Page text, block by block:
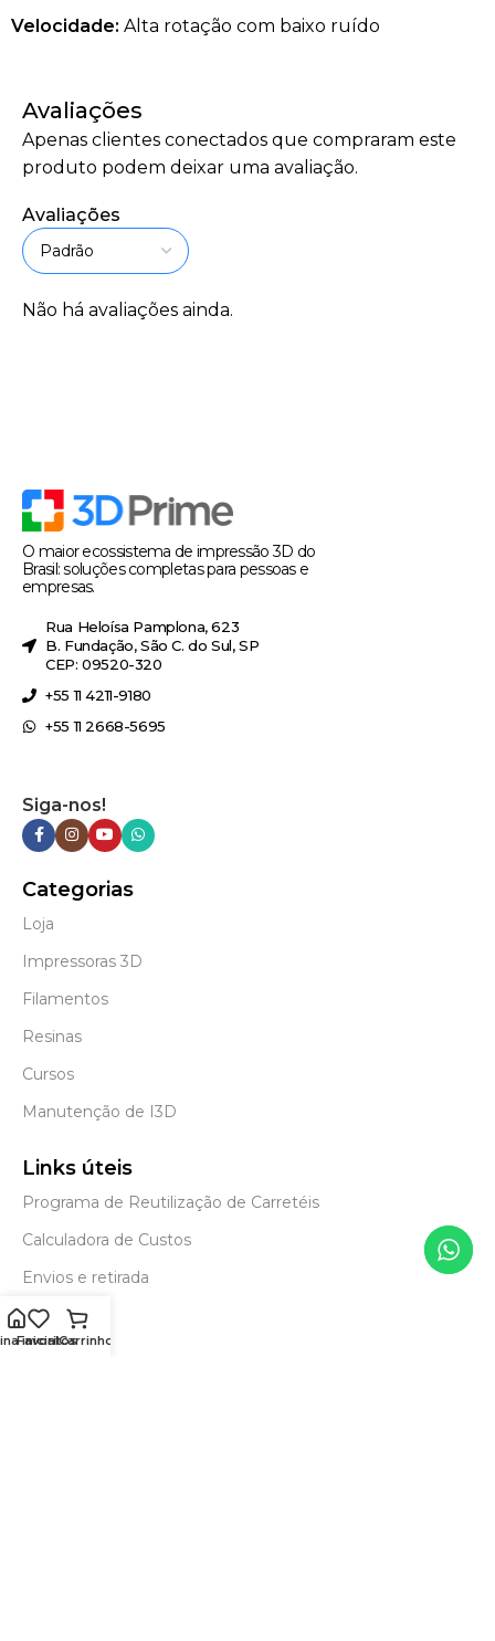
Velocidade: Alta rotação com baixo ruído
Avaliações
Avaliações
Não há avaliações ainda.
Apenas clientes conectados que compraram este
produto podem deixar uma avaliação.
O maior ecossistema de impressão 3D do
Brasil: soluções completas para pessoas e
empresas.
Rua Heloísa Pamplona, 623
B. Fundação, São C. do Sul, SP
CEP: 09520-320
+55 11 4211-9180
+55 11 2668-5695
Siga-nos!
Categorias
Loja
Impressoras 3D
Filamentos
Resinas
Cursos
Manutenção de I3D
Links úteis
Programa de Reutilização de Carretéis
Calculadora de Custos
Envios e retirada
Blog
inicial
FavoritosCarrinho